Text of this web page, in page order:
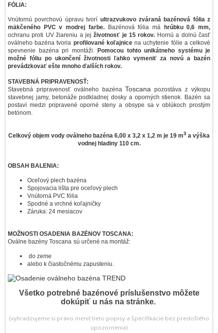
FÓLIA:
Vnútornú povrchovú úpravu tvorí ultrazvukovo zváraná bazénová fólia z
mäkčeného PVC v modrej farbe. Bazénová fólia má hrúbku 0,6 mm,
ochranu proti UV žiareniu a jejživotnosť je 15 rokov. Hornú a dolnú časť
oválneho bazéna tvoria profilované koľajnicena uchytenie fólie a celkové
spevnenie bazéna pri montáži. Pomocou tohto unikátneho systému je
možné fóliu po ukončení životnosti ľahko vymeniť za novú a bazén
prevádzkovať ešte mnoho ďalších rokov.
STAVEBNÁ PRIPRAVENOSŤ:
Stavebná pripravenosť oválneho bazénaToscana pozostáva z výkopu
stavebnej jamy, betonáže podkladnej dosky a oporných stienok. Bazén sa
postaví medzi pripravené oporné steny a obsype sa v oblúkoch prostým
betónom.
Celkový objem vody oválneho bazéna 6,00 x 3,2 x 1,2 m je 19 m3 a výška
vodnej hladiny 110 cm.
OBSAH BALENIA:
Oceľový plech bazéna
Spojovacia lišta pre oceľový plech
Vnútorná PVC fólia
Spodné a vrchné koľajničky
Záruka: 24 mesiacov
MOŽNOSTI OSADENIA BAZÉNOV TOSCANA:
Oválne bazény Toscana sú určené na montáž:
​ do zeme
alebo k čiastočnému zapusteniu.
Všetko potrebné bazénové príslušenstvo môžete
dokúpiť u nás na stránke.
(vyhradzujeme si právo meniť tieto popisy a špecifikácie bez predošlého
upozornenia)